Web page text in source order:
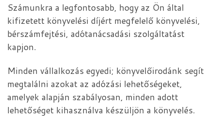
Számunkra a legfontosabb, hogy az Ön által
kifizetett könyvelési díjért megfelelő könyvelési,
bérszámfejtési, adótanácsadási szolgáltatást
kapjon.
Minden vállalkozás egyedi; könyvelőirodánk segít
megtalálni azokat az adózási lehetőségeket,
amelyek alapján szabályosan, minden adott
lehetőséget kihasználva készüljön a könyvelés.